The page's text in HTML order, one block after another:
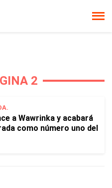
2
a Wawrinka y acabará
como número uno del